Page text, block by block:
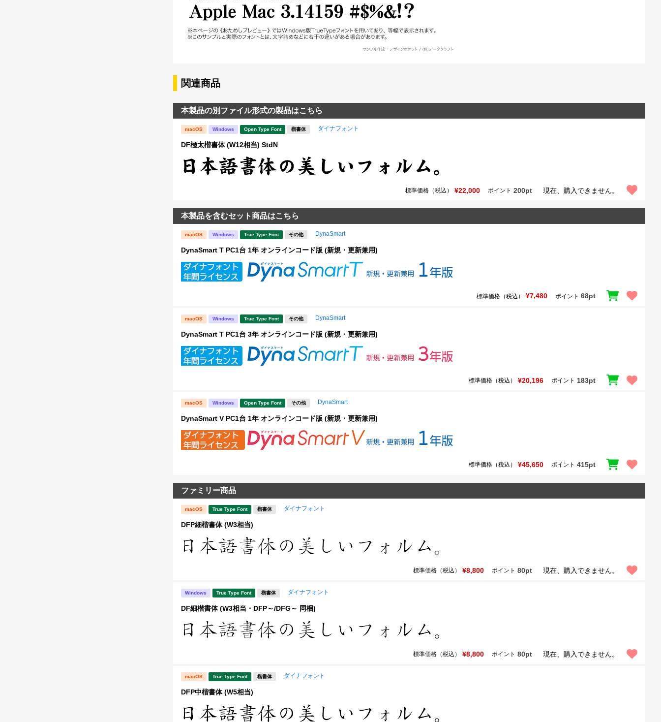
関連商品
本製品の別ファイル形式の製品はこちら
macOS Windows Open Type Font 楷書体 ダイナフォント
DF極太楷書体 (W12相当) StdN
標準価格（税込） ¥22,000 ポイント 200pt 現在、購入できません。
本製品を含むセット商品はこちら
macOS Windows True Type Font その他 DynaSmart
DynaSmart T PC1台 1年 オンラインコード版 (新規・更新兼用)
標準価格（税込） ¥7,480 ポイント 68pt
macOS Windows True Type Font その他 DynaSmart
DynaSmart T PC1台 3年 オンラインコード版 (新規・更新兼用)
標準価格（税込） ¥20,196 ポイント 183pt
macOS Windows Open Type Font その他 DynaSmart
DynaSmart V PC1台 1年 オンラインコード版 (新規・更新兼用)
標準価格（税込） ¥45,650 ポイント 415pt
ファミリー商品
macOS True Type Font 楷書体 ダイナフォント
DFP細楷書体 (W3相当)
標準価格（税込） ¥8,800 ポイント 80pt 現在、購入できません。
Windows True Type Font 楷書体 ダイナフォント
DF細楷書体 (W3相当・DFP～/DFG～ 同梱)
標準価格（税込） ¥8,800 ポイント 80pt 現在、購入できません。
macOS True Type Font 楷書体 ダイナフォント
DFP中楷書体 (W5相当)